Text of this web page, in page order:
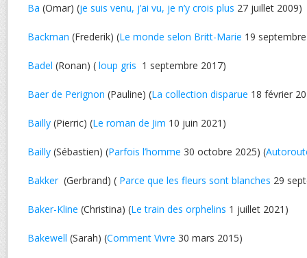
Ba (Omar) (je suis venu, j’ai vu, je n’y crois plus 27 juillet 2009)
Backman (Frederik) (Le monde selon Britt-Marie 19
Badel (Ronan) ( loup gris 1 septembre 2017)
Baer de Perignon (Pauline) (La collection disparue 18 février
Bailly (Pierric) (Le roman de Jim 10 juin 2021)
Bailly (Sébastien) (Parfois l’homme 30 octobre 2025) (
Bakker (Gerbrand) ( Parce que les fleurs sont blanches 29
Baker-Kline (Christina) (Le train des orphelins 1 juillet 2021)
Bakewell (Sarah) (Comment Vivre 30 mars 2015)